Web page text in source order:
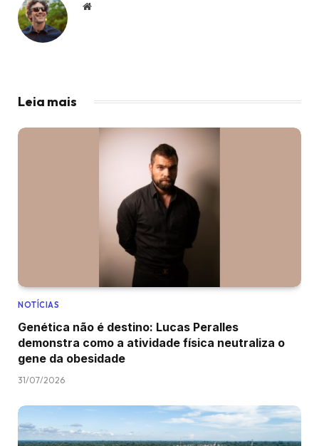
Website
Leia mais
NOTÍCIAS
Genética não é destino: Lucas Peralles
demonstra como a atividade física neutraliza o
gene da obesidade
31/07/2026